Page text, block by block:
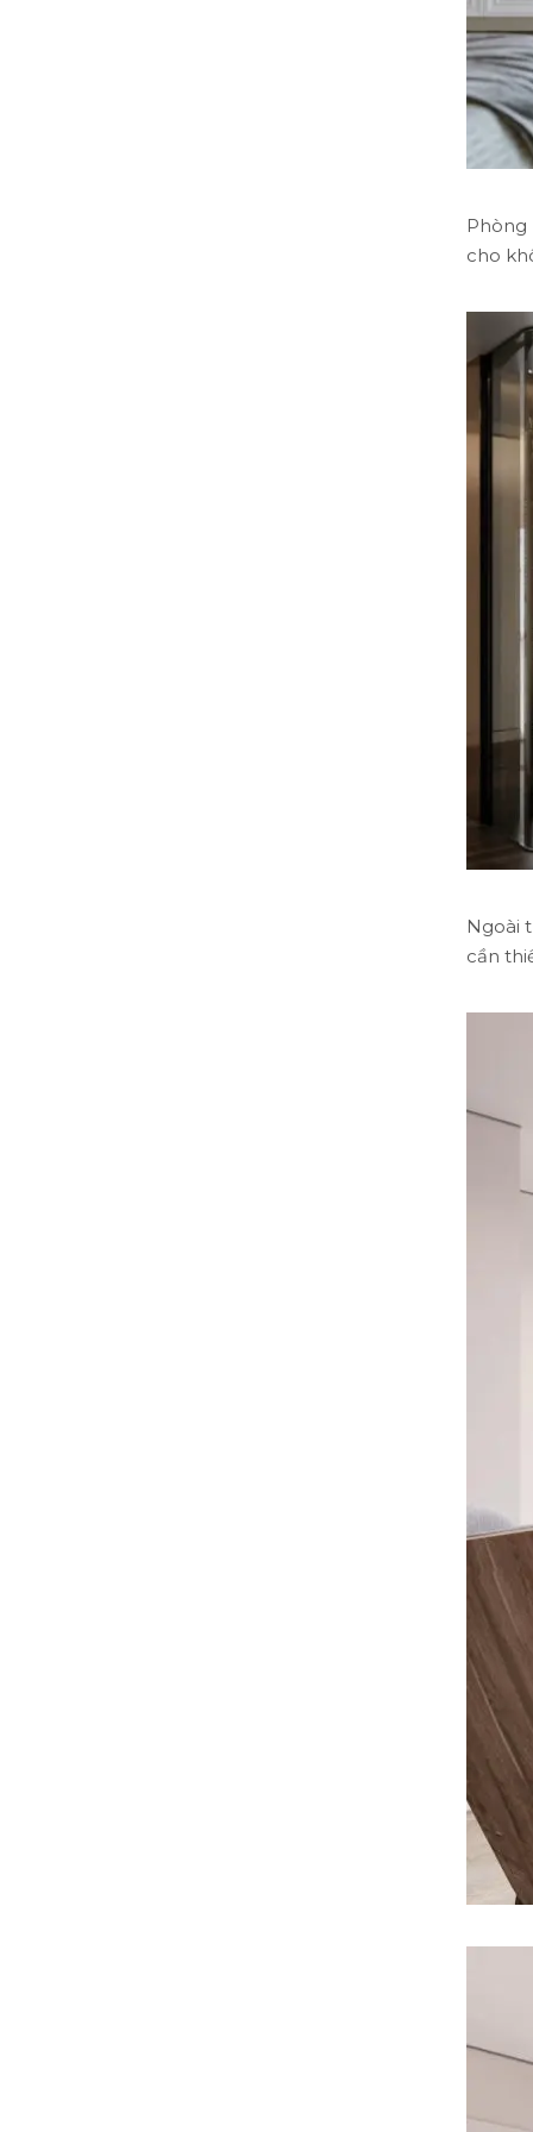
cho
Ngoài
cần